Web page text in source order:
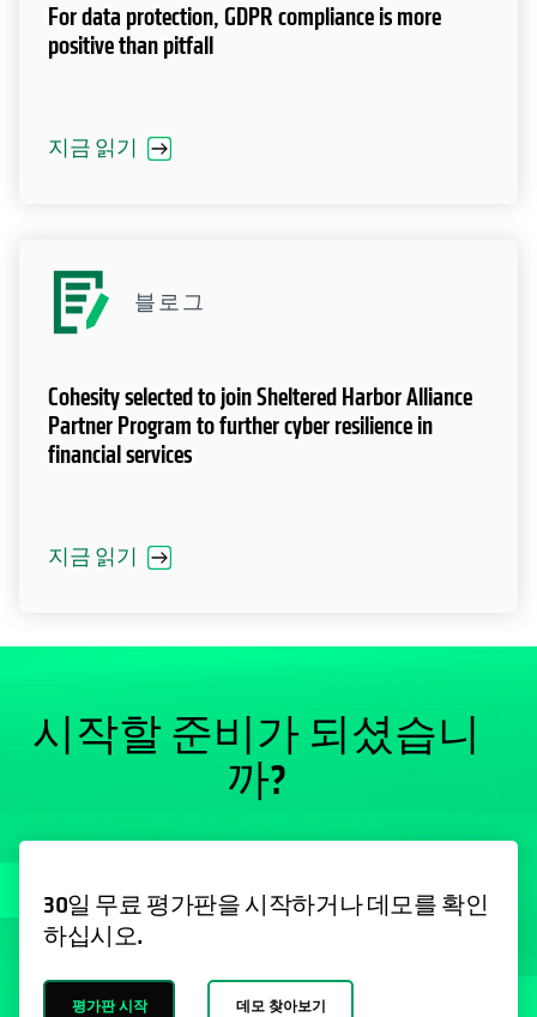
For data protection, GDPR compliance is more
positive than pitfall
지금 읽기
블로그
Cohesity selected to join Sheltered Harbor Alliance
Partner Program to further cyber resilience in
financial services
지금 읽기
시작할 준비가 되셨습니
까?
30일 무료 평가판을 시작하거나 데모를 확인
하십시오.
평가판 시작 데모 찾아보기